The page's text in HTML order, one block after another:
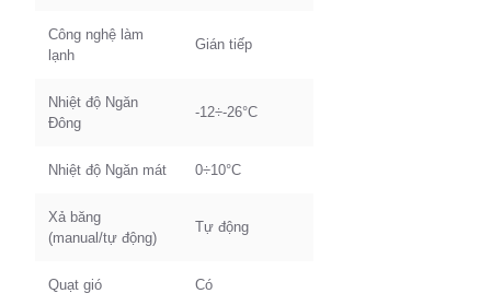
Công nghệ làm
lạnh
Gián tiếp
Nhiệt độ Ngăn
Đông
-12÷-26°C
Nhiệt độ Ngăn mát 0÷10°C
Xả băng
(manual/tự động)
Tự động
Quạt gió Có